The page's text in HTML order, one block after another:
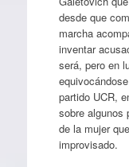
desde que
marcha
inventar
será, pero en
partido UCR,
sobre algunos
de la mujer
improvisado.